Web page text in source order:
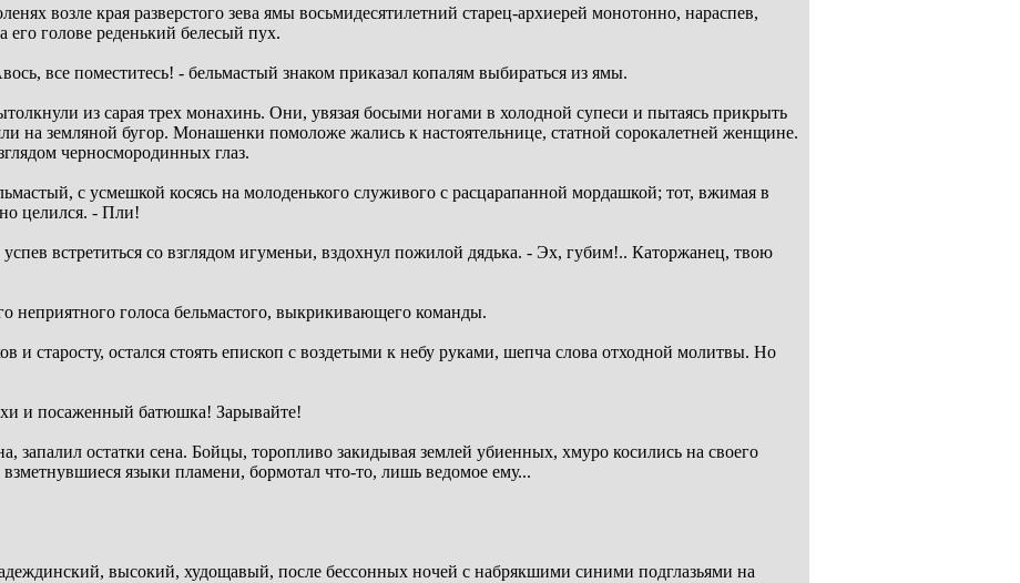
возле края разверстого зева ямы восьмидесятилетний старец-архиерей монотонно, нараспев,
голове реденький белесый пух.
все поместитесь! - бельмастый знаком приказал копалям выбираться из ямы.
из сарая трех монахинь. Они, увязая босыми ногами в холодной супеси и пытаясь прикрыть
на земляной бугор. Монашенки помоложе жались к настоятельнице, статной сорокалетней женщине.
черносмородинных глаз.
с усмешкой косясь на молоденького служивого с расцарапанной мордашкой; тот, вжимая в
целился. - Пли!
встретиться со взглядом игуменьи, вздохнул пожилой дядька. - Эх, губим!.. Каторжанец, твою
неприятного голоса бельмастого, выкрикивающего команды.
и старосту, остался стоять епископ с воздетыми к небу руками, шепча слова отходной молитвы. Но
и посаженный батюшка! Зарывайте!
запалил остатки сена. Бойцы, торопливо закидывая землей убиенных, хмуро косились на своего
языки пламени, бормотал что-то, лишь ведомое ему...
высокий, худощавый, после бессонных ночей с набрякшими синими подглазьями на